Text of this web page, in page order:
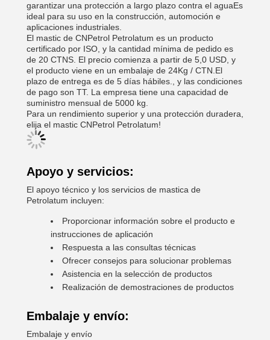
garantizar una protección a largo plazo contra el aguaEs
ideal para su uso en la construcción, automoción e
aplicaciones industriales.
El mastic de CNPetrol Petrolatum es un producto
certificado por ISO, y la cantidad mínima de pedido es
de 20 CTNS. El precio comienza a partir de 5,0 USD, y
el producto viene en un embalaje de 24Kg / CTN.El
plazo de entrega es de 5 días hábiles., y las condiciones
de pago son TT. La empresa tiene una capacidad de
suministro mensual de 5000 kg.
Para un rendimiento superior y una protección duradera,
elija el mastic CNPetrol Petrolatum!
Apoyo y servicios:
El apoyo técnico y los servicios de mastica de
Petrolatum incluyen:
Proporcionar información sobre el producto e
instrucciones de aplicación
Respuesta a las consultas técnicas
Ofrecer consejos para solucionar problemas
Asistencia en la selección de productos
Realización de demostraciones de productos
Embalaje y envío:
Embalaje y envío